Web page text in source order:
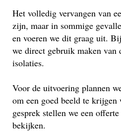
Het volledig vervangen van
zijn, maar in sommige
en voeren we dit graag uit.
we direct gebruik maken van
isolaties.
Voor de uitvoering plannen
om een goed beeld te krijgen
gesprek stellen we een
bekijken.